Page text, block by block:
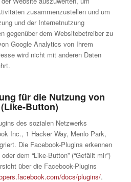
zusammenzustellen und um
und der Internetnutzung
gegenüber dem Websitebetreiber zu
Google Analytics von Ihrem
wird nicht mit anderen Daten
für die Nutzung von
Button)
des sozialen Netzwerks
Inc., 1 Hacker Way, Menlo Park,
Die Facebook-Plugins erkennen
dem “Like-Button” (“Gefällt mir”)
über die Facebook-Plugins
docs/plugins/.